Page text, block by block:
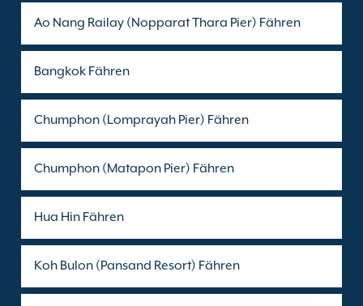
Ao Nang Railay (Nopparat Thara Pier) Fähren
Bangkok Fähren
Chumphon (Lomprayah Pier) Fähren
Chumphon (Matapon Pier) Fähren
Hua Hin Fähren
Koh Bulon (Pansand Resort) Fähren